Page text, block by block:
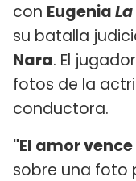
con Eugenia
su batalla
Nara. El
fotos de la
conductora.
"El amor
sobre una foto